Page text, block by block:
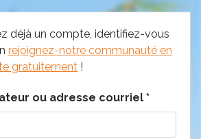
déjà un compte, identifiez-vous
rejoignez-notre communauté en
gratuitement !
ou adresse courriel *